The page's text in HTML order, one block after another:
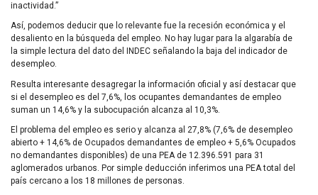
inactividad.”
Así, podemos deducir que lo relevante fue la recesión económica y el
desaliento en la búsqueda del empleo. No hay lugar para la algarabía de
la simple lectura del dato del
INDEC señalando la baja del indicador de
desempleo.
Resulta interesante desagregar la información oficial y así destacar que
si el desempleo es del 7,6%, los ocupantes demandantes de empleo
suman un 14,6% y la subocupación alcanza al 10,3%.
El problema del empleo es serio y alcanza al 27,8% (7,6% de desempleo
abierto + 14,6% de Ocupados demandantes de empleo + 5,6% Ocupados
no demandantes disponibles) de una PEAde 12.396.591 para 31
aglomerados urbanos. Por simple deducción inferimos una PEAtotal del
país cercano a los 18 millones de personas.